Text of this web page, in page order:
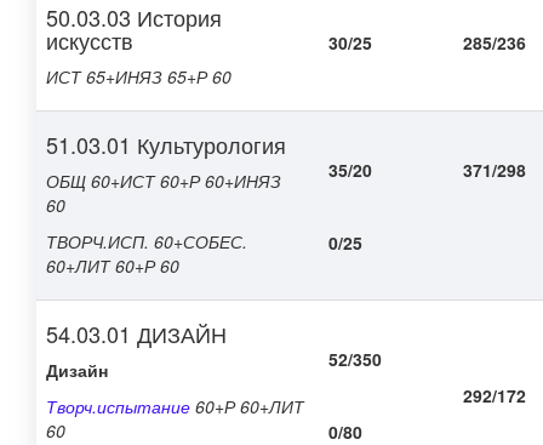
50.03.03 История
искусств
ИСТ 65+ИНЯЗ 65+Р 60
30/25 285/236
51.03.01 Культурология
ОБЩ 60+ИСТ 60+Р 60+ИНЯЗ
60
ТВОРЧ.ИСП. 60+СОБЕС.
60+ЛИТ 60+Р 60
35/20
0/25
371/298
54.03.01 ДИЗАЙН
Дизайн
Творч.испытание 60+Р 60+ЛИТ
60
52/350
0/80
292/172